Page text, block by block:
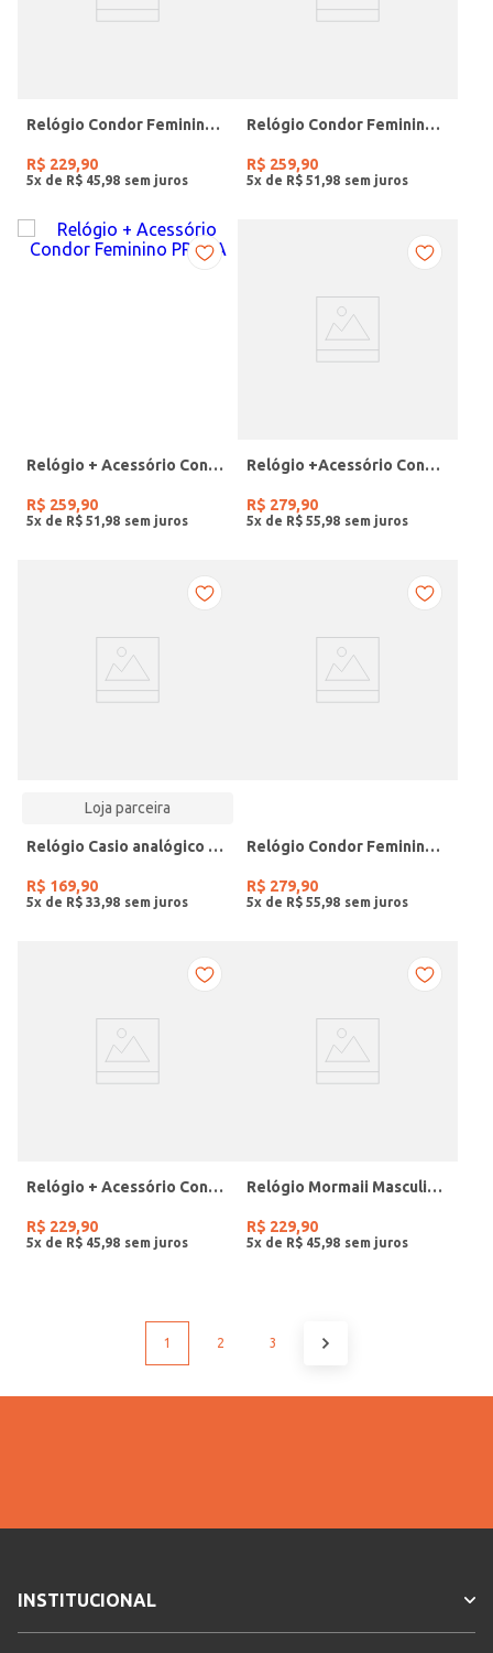
Relógio Condor Feminino PRATA
R$ 229,90
5x de R$ 45 98
Relógio Condor Feminino DOURADO
R$ 259,90
5x de R$ 51 98
Relógio + Acessório Condor Feminino PRATA
R$ 259,90
5x de R$ 51 98
Relógio +Acessório Condor Feminino DOURADO
R$ 279,90
5x de R$ 55 98
Loja parceira
Relógio Casio analógico MW-240-4BVDF-SC
R$ 169,90
5x de R$ 33 98
Relógio Condor Feminino DOURADO
R$ 279,90
5x de R$ 55 98
Relógio + Acessório Condor Feminino PRATA
R$ 229,90
5x de R$ 45 98
Relógio Mormaii Masculino PRETO
R$ 229,90
5x de R$ 45 98
1 2 3
INSTITUCIONAL